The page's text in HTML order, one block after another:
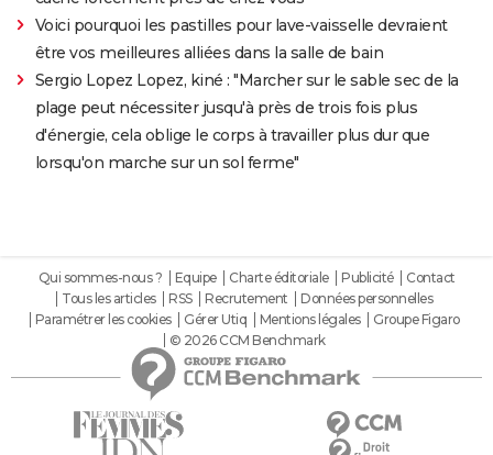
Voici pourquoi les pastilles pour lave-vaisselle devraient
être vos meilleures alliées dans la salle de bain
Sergio Lopez Lopez, kiné : "Marcher sur le sable sec de la
plage peut nécessiter jusqu'à près de trois fois plus
d'énergie, cela oblige le corps à travailler plus dur que
lorsqu'on marche sur un sol ferme"
Qui sommes-nous ? Equipe Charte éditoriale Publicité
Contact
Tous les articles
RSS Recrutement
Données personnelles
Paramétrer les cookies
Gérer Utiq Mentions légales
Groupe Figaro
© 2026 CCM Benchmark